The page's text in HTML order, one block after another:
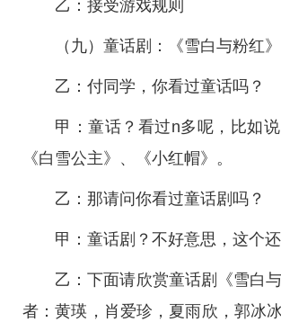
乙：接受游戏规则
（九）童话剧：《雪白与粉红》
乙：付同学，你看过童话吗？
甲：童话？看过n多呢，比如说
《白雪公主》、《小红帽》。
乙：那请问你看过童话剧吗？
甲：童话剧？不好意思，这个还
乙：下面请欣赏童话剧《雪白
者：黄瑛，肖爱珍，夏雨欣，郭冰